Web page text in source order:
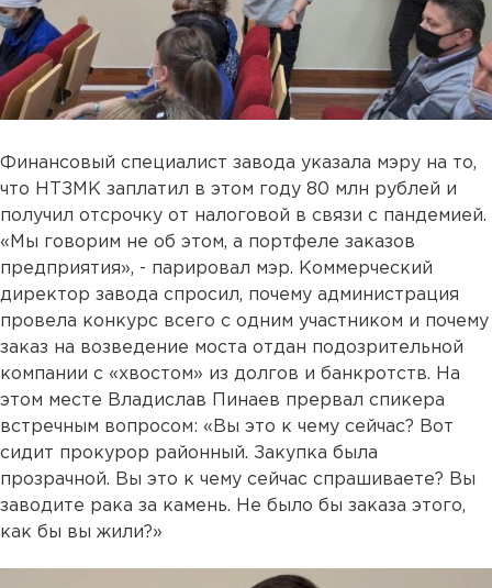
Финансовый специалист завода указала мэру на то,
что НТЗМК заплатил в этом году 80 млн рублей и
получил отсрочку от налоговой в связи с пандемией.
«Мы говорим не об этом, а портфеле заказов
предприятия», - парировал мэр. Коммерческий
директор завода спросил, почему администрация
провела конкурс всего с одним участником и почему
заказ на возведение моста отдан подозрительной
компании с «хвостом» из долгов и банкротств. На
этом месте Владислав Пинаев прервал спикера
встречным вопросом: «Вы это к чему сейчас? Вот
сидит прокурор районный. Закупка была
прозрачной. Вы это к чему сейчас спрашиваете? Вы
заводите рака за камень. Не было бы заказа этого,
как бы вы жили?»